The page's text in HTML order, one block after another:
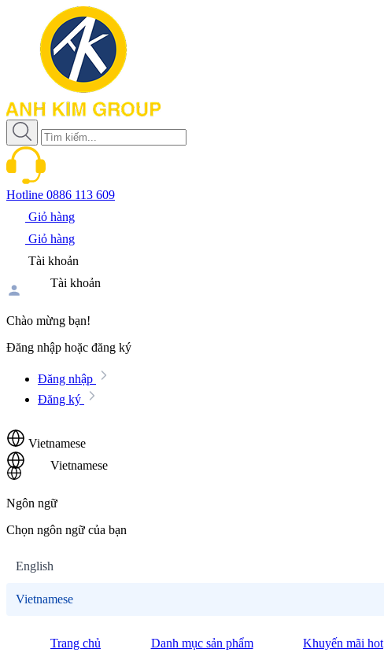
Hotline 0886 113 609
Giỏ hàng
Giỏ hàng
Tài khoản
Tài khoản
Chào mừng bạn!
Đăng nhập hoặc đăng ký
Đăng nhập
Đăng ký
Vietnamese
Vietnamese
Ngôn ngữ
Chọn ngôn ngữ của bạn
English
Vietnamese
Trang chủ Danh mục sản phẩm Khuyến mãi hot